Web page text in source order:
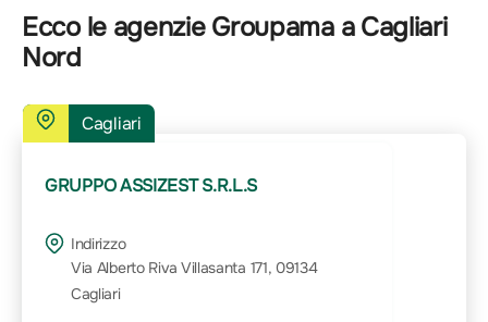
Ecco le agenzie Groupama a Cagliari
Nord
Cagliari
GRUPPO ASSIZEST S.R.L.S
Indirizzo
Via Alberto Riva Villasanta 171, 09134
Cagliari